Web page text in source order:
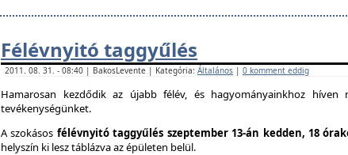
Félévnyitó taggyűlés
2011. 08. 31. - 08:40 | BakosLevente | Kategória: Általános | 0 komment eddig
Hamarosan kezdődik az újabb félév, és hagyományainkhoz híven
tevékenységünket.
A szokásos félévnyitó taggyűlés szeptember 13-án kedden, 18
helyszín ki lesz táblázva az épületen belül.